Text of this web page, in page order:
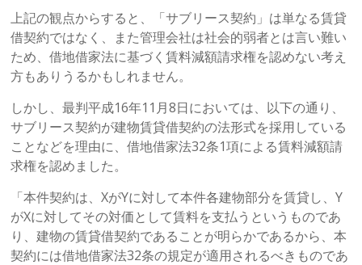
上記の観点からすると、「サブリース契約」は単なる賃貸
借契約ではなく、また管理会社は社会的弱者とは言い難い
ため、借地借家法に基づく賃料減額請求権を認めない考え
方もありうるかもしれません。
しかし、最判平成16年11月8日においては、以下の通り、
サブリース契約が建物賃貸借契約の法形式を採用している
ことなどを理由に、借地借家法32条1項による賃料減額請
求権を認めました。
「本件契約は、XがYに対して本件各建物部分を賃貸し、Y
がXに対してその対価として賃料を支払うというものであ
り、建物の賃貸借契約であることが明らかであるから、本
契約には借地借家法32条の規定が適用されるべきものであ